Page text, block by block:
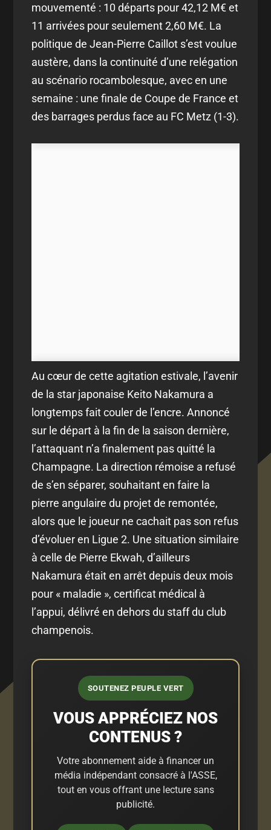
mouvementé : 10 départs pour 42,12 M€ et
11 arrivées pour seulement 2,60 M€. La
politique de Jean-Pierre Caillot s’est voulue
austère, dans la continuité d’une relégation
au scénario rocambolesque, avec en une
semaine : une finale de Coupe de France et
des barrages perdus face au FC Metz (1-3).
Au cœur de cette agitation estivale, l’avenir
de la star japonaise Keito Nakamura a
longtemps fait couler de l’encre. Annoncé
sur le départ à la fin de la saison dernière,
l’attaquant n’a finalement pas quitté la
Champagne. La direction rémoise a refusé
de s’en séparer, souhaitant en faire la
pierre angulaire du projet de remontée,
alors que le joueur ne cachait pas son refus
d’évoluer en Ligue 2. Une situation similaire
à celle de Pierre Ekwah, d’ailleurs
Nakamura était en arrêt depuis deux mois
pour « maladie », certificat médical à
l’appui, délivré en dehors du staff du club
champenois.
SOUTENEZ PEUPLE VERT
VOUS APPRÉCIEZ NOS
CONTENUS ?
Votre abonnement aide à financer un
média indépendant consacré à l'ASSE,
tout en vous offrant une lecture sans
publicité.